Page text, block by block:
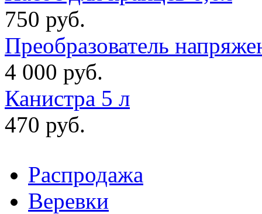
750 руб.
Преобразователь
4 000 руб.
Канистра 5 л
470 руб.
Распродажа
Веревки